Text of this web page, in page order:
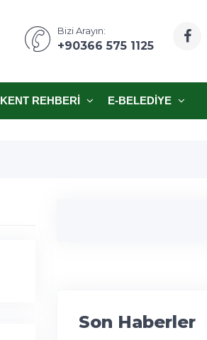
Bizi Arayın:
+90366 575 1125
KENT REHBERI E-BELEDIYE
Son Haberler